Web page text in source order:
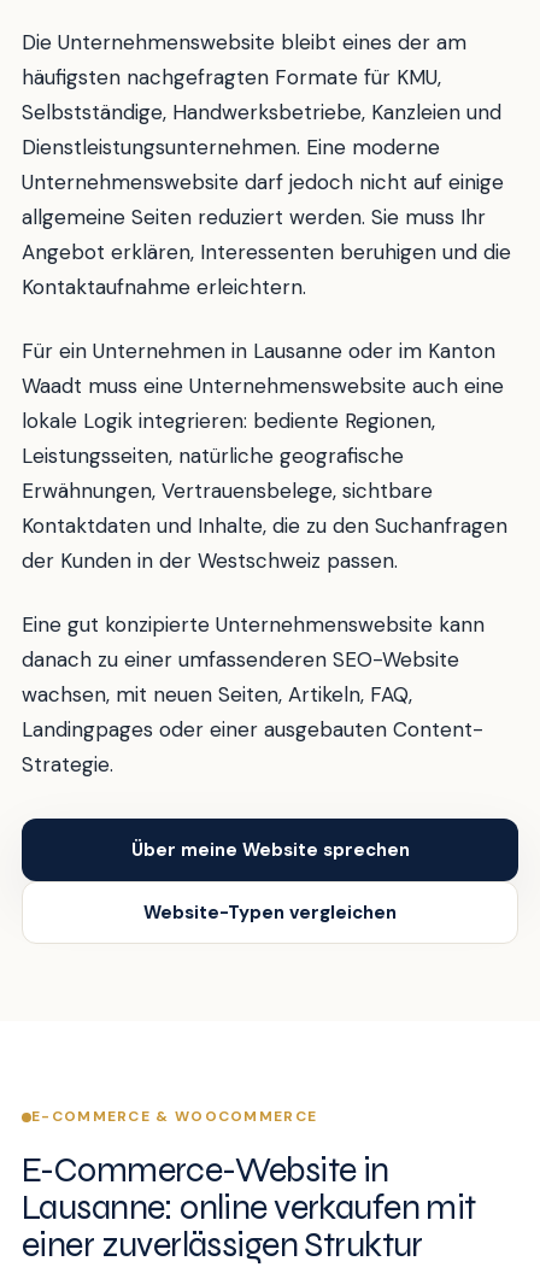
Die Unternehmenswebsite bleibt eines der am
häufigsten nachgefragten Formate für KMU,
Selbstständige, Handwerksbetriebe, Kanzleien und
Dienstleistungsunternehmen. Eine moderne
Unternehmenswebsite darf jedoch nicht auf einige
allgemeine Seiten reduziert werden. Sie muss Ihr
Angebot erklären, Interessenten beruhigen und die
Kontaktaufnahme erleichtern.
Für ein Unternehmen in Lausanne oder im Kanton
Waadt muss eine Unternehmenswebsite auch eine
lokale Logik integrieren: bediente Regionen,
Leistungsseiten, natürliche geografische
Erwähnungen, Vertrauensbelege, sichtbare
Kontaktdaten und Inhalte, die zu den Suchanfragen
der Kunden in der Westschweiz passen.
Eine gut konzipierte Unternehmenswebsite kann
danach zu einer umfassenderen SEO-Website
wachsen, mit neuen Seiten, Artikeln, FAQ,
Landingpages oder einer ausgebauten Content-
Strategie.
Über meine Website sprechen
Website-Typen vergleichen
E-COMMERCE & WOOCOMMERCE
E-Commerce-Website in
Lausanne: online verkaufen mit
einer zuverlässigen Struktur